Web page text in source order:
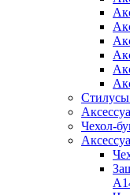
Стилусы
Чехол-